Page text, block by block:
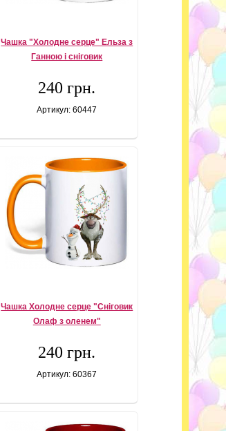
Чашка "Холодне серце" Ельза з
Ганною і сніговик
240 грн.
Артикул: 60447
Чашка Холодне серце "Сніговик
Олаф з оленем"
240 грн.
Артикул: 60367